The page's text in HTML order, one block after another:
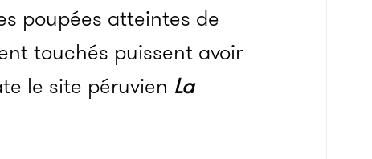
poupées atteintes de
touchés puissent avoir
le site péruvien La